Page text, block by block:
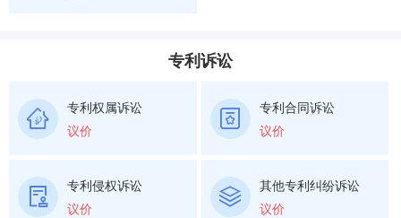
专利诉讼
专利权属诉讼
议价
专利合同诉讼
议价
专利侵权诉讼
议价
其他专利纠纷诉讼
议价